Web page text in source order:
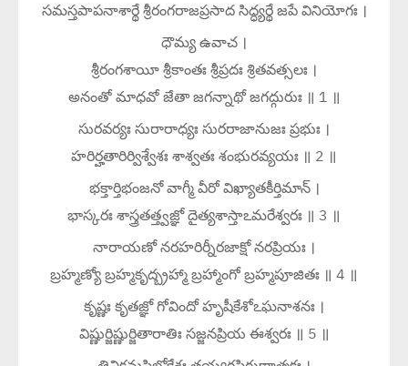
సమస్తపాపనాశార్థే శ్రీరంగరాజప్రసాద సిద్ధ్యర్థే జపే వినియోగః ।
ధౌమ్య ఉవాచ ।
శ్రీరంగశాయీ శ్రీకాంతః శ్రీప్రదః శ్రితవత్సలః ।
అనంతో మాధవో జేతా జగన్నాథో జగద్గురుః ॥ 1 ॥
సురవర్యః సురారాధ్యః సురరాజానుజః ప్రభుః ।
హరిర్హతారిర్విశ్వేశః శాశ్వతః శంభురవ్యయః ॥ 2 ॥
భక్తార్తిభంజనో వాగ్మీ వీరో విఖ్యాతకీర్తిమాన్ ।
భాస్కరః శాస్త్రతత్త్వజ్ఞో దైత్యశాస్తాఽమరేశ్వరః ॥ 3 ॥
నారాయణో నరహరిర్నీరజాక్షో నరప్రియః ।
బ్రహ్మణ్యో బ్రహ్మకృద్బ్రహ్మా బ్రహ్మాంగో బ్రహ్మపూజితః ॥ 4 ॥
కృష్ణః కృతజ్ఞో గోవిందో హృషీకేశోఽఘనాశనః ।
విష్ణుర్జిష్ణుర్జితారాతిః సజ్జనప్రియ ఈశ్వరః ॥ 5 ॥